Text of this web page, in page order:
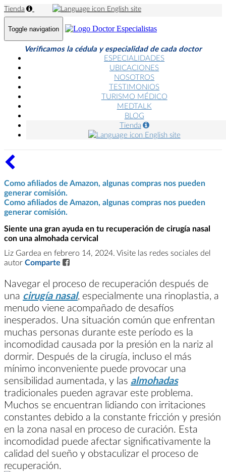
Tienda English site
Toggle navigation
Verificamos la cédula y especialidad de cada doctor
ESPECIALIDADES
UBICACIONES
NOSOTROS
TESTIMONIOS
TURISMO MÉDICO
MEDTALK
BLOG
Tienda
English site
Como afiliados de Amazon, algunas compras nos pueden
generar comisión.
Como afiliados de Amazon, algunas compras nos pueden
generar comisión.
Siente una gran ayuda en tu recuperación de cirugía nasal
con una almohada cervical
Liz Gardea en febrero 14, 2024. Visite las redes sociales del
autor Comparte
Navegar el proceso de recuperación después de
una cirugía nasal, especialmente una rinoplastia, a
menudo viene acompañado de desafíos
inesperados. Una situación común que enfrentan
muchas personas durante este período es la
incomodidad causada por la presión en la nariz al
dormir. Después de la cirugía, incluso el más
mínimo inconveniente puede provocar una
sensibilidad aumentada, y las almohadas
tradicionales pueden agravar este problema.
Muchos se encuentran lidiando con irritaciones
constantes debido a la constante fricción y presión
en la zona nasal en proceso de curación. Esta
incomodidad puede afectar significativamente la
calidad del sueño y obstaculizar el proceso de
recuperación.